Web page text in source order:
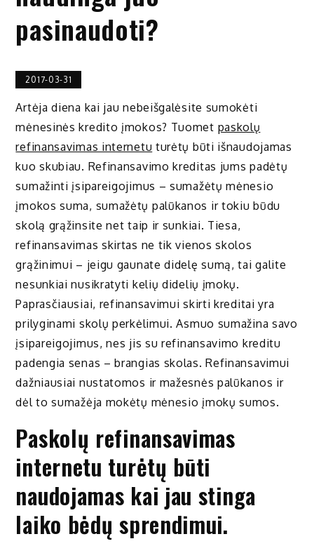
pasinaudoti?
2017-03-31
Artėja diena kai jau nebeišgalėsite sumokėti
mėnesinės kredito įmokos? Tuomet paskolų
refinansavimas internetu turėtų būti išnaudojamas
kuo skubiau. Refinansavimo kreditas jums padėtų
sumažinti įsipareigojimus – sumažėtų mėnesio
įmokos suma, sumažėtų palūkanos ir tokiu būdu
skolą grąžinsite net taip ir sunkiai. Tiesa,
refinansavimas skirtas ne tik vienos skolos
grąžinimui – jeigu gaunate didelę sumą, tai galite
nesunkiai nusikratyti kelių didelių įmokų.
Paprasčiausiai, refinansavimui skirti kreditai yra
prilyginami skolų perkėlimui. Asmuo sumažina savo
įsipareigojimus, nes jis su refinansavimo kreditu
padengia senas – brangias skolas. Refinansavimui
dažniausiai nustatomos ir mažesnės palūkanos ir
dėl to sumažėja mokėtų mėnesio įmokų sumos.
Paskolų refinansavimas
internetu turėtų būti
naudojamas kai jau stinga
laiko bėdų sprendimui.